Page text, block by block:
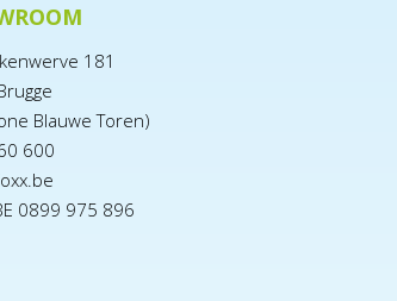
181
Blauwe Toren)
600
0899 975 896